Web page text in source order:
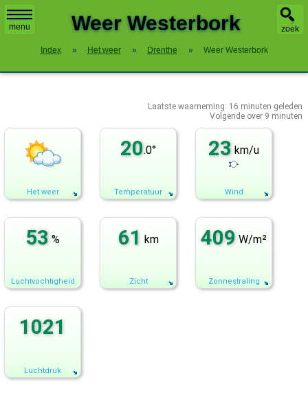
menu zoek
Weer Westerbork
Index » Het weer » Drenthe » Weer Westerbork
Laatste waarneming: 16 minuten geleden
Volgende over 9 minuten
Het weer
20.0°
Temperatuur
23 km/u
Wind
53 %
Luchtvochtigheid
61 km
Zicht
409 W/m²
Zonnestraling
1021
Luchtdruk